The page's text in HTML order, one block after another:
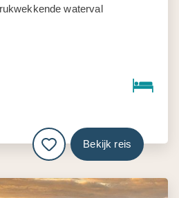
waterval
Bekijk reis